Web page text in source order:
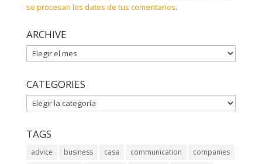
se procesan los datos de tus comentarios.
ARCHIVE
ARCHIVE
CATEGORIES
CATEGORIES
TAGS
advice business casa communication
companies